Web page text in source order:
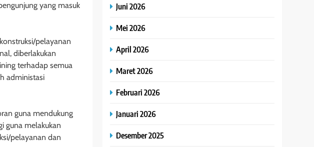
yang masuk
pelayanan
diberlakukan
terhadap semua
administasi
guna mendukung
guna melakukan
pelayanan dan
Juni 2026
Mei 2026
April 2026
Maret 2026
Februari 2026
Januari 2026
Desember 2025